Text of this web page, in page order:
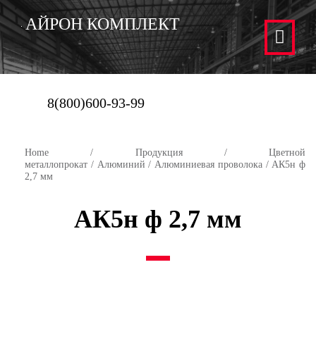
АЙРОН КОМПЛЕКТ
8(800)600-93-99
Home / Продукция/ Цветной
металлопрокат / Алюминий / Алюминиевая проволока/ АК5н ф
2,7 мм
АК5н ф 2,7 мм